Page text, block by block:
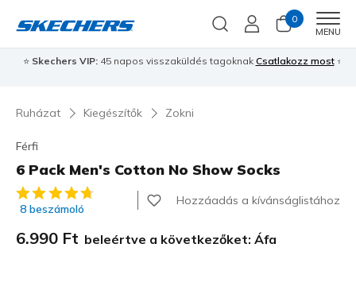
0
MENU
⭐Skechers VIP:45 napos visszaküldés tagoknakCsatlakozz most⭐
Ruházat Kiegészítők Zokni
Férfi
6 Pack Men's Cotton No Show Socks
3,1 az 5-ből ügyfélértékelés
8 beszámoló
Hozzáadás a kívánságlistához
6.990 Ft beleértve a következőket: Áfa